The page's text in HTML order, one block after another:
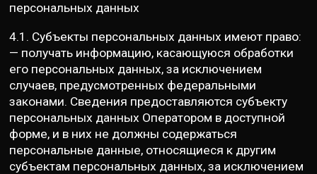
персональных данных
4.1. Субъекты персональных данных имеют право:
— получать информацию, касающуюся обработки
его персональных данных, за исключением
случаев, предусмотренных федеральными
законами. Сведения предоставляются субъекту
персональных данных Оператором в доступной
форме, и в них не должны содержаться
персональные данные, относящиеся к другим
субъектам персональных данных, за исключением